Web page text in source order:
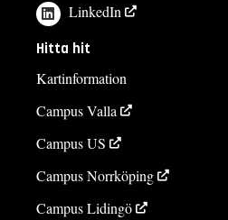
LinkedIn
Hitta hit
Kartinformation
Campus Valla
Campus US
Campus Norrköping
Campus Lidingö